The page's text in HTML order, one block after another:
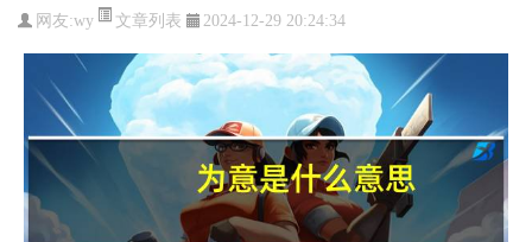
网友:wy 文章列表 2024-12-29 20:24:34